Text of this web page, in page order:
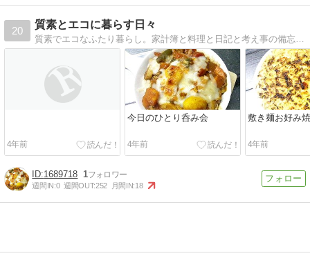
20
質素とエコに暮らす日々
4年前
今日のひとり呑み会
4年前
敷き麺お好み
4年前
1689718 1
週間IN:0 週間OUT:252 月間IN:18